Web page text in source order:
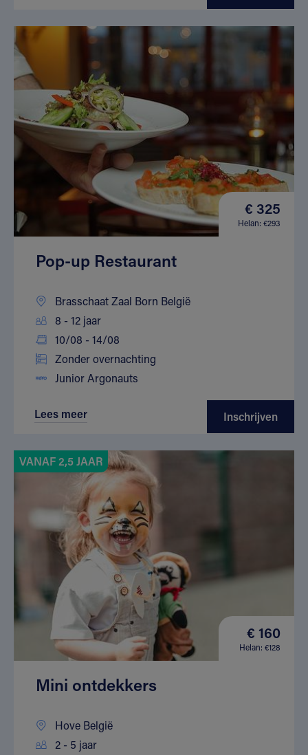
€ 325
Helan: €293
Pop-up Restaurant
Brasschaat Zaal Born België
8 - 12 jaar
10/08 - 14/08
Zonder overnachting
Junior Argonauts
Lees meer Inschrijven
VANAF 2,5 JAAR
€ 160
Helan: €128
Mini ontdekkers
Hove België
2 - 5 jaar